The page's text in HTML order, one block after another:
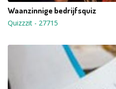
Waanzinnige bedrijfsquiz
Quizzzit - 27715